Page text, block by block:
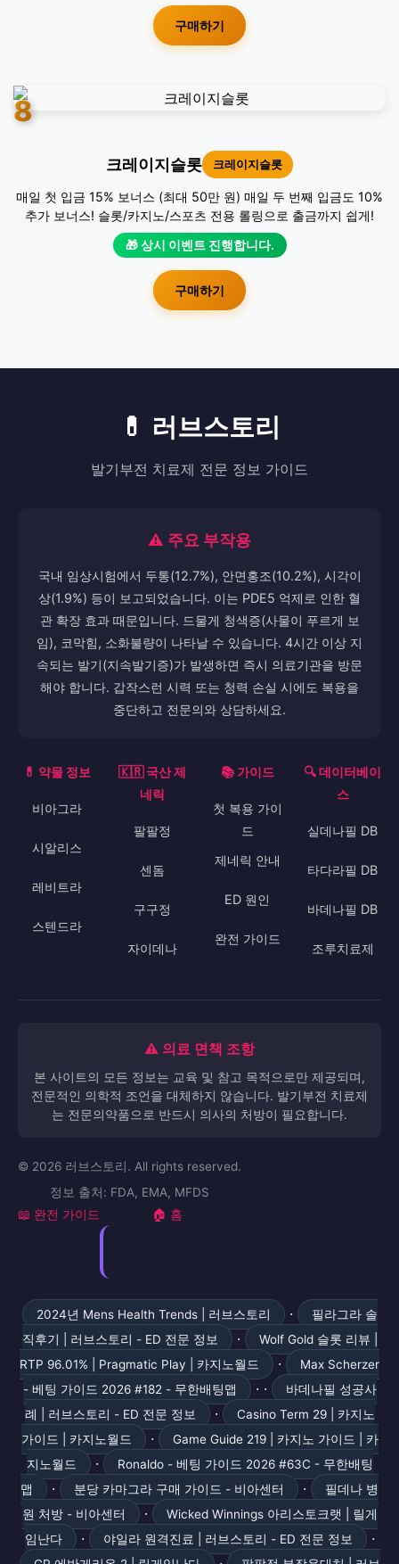
구매하기
8
크레이지슬롯 크레이지슬롯
매일 첫 입금 15% 보너스 (최대 50만 원) 매일 두 번째 입금도 10%
추가 보너스! 슬롯/카지노/스포츠 전용 롤링으로 출금까지 쉽게!
🎁 상시 이벤트 진행합니다.
구매하기
💊 러브스토리
발기부전 치료제 전문 정보 가이드
⚠️ 주요 부작용
국내 임상시험에서 두통(12.7%), 안면홍조(10.2%), 시각이
상(1.9%) 등이 보고되었습니다. 이는 PDE5 억제로 인한 혈
관 확장 효과 때문입니다. 드물게 청색증(사물이 푸르게 보
임), 코막힘, 소화불량이 나타날 수 있습니다. 4시간 이상 지
속되는 발기(지속발기증)가 발생하면 즉시 의료기관을 방문
해야 합니다. 갑작스런 시력 또는 청력 손실 시에도 복용을
중단하고 전문의와 상담하세요.
💊 약물 정보
비아그라
시알리스
레비트라
스텐드라
🇰🇷 국산 제
네릭
팔팔정
센돔
구구정
자이데나
📚 가이드
첫 복용 가이
드
제네릭 안내
ED 원인
완전 가이드
🔍 데이터베이
스
실데나필 DB
타다라필 DB
바데나필 DB
조루치료제
⚠️ 의료 면책 조항
본 사이트의 모든 정보는 교육 및 참고 목적으로만 제공되며,
전문적인 의학적 조언을 대체하지 않습니다. 발기부전 치료제
는 전문의약품으로 반드시 의사의 처방이 필요합니다.
© 2026 러브스토리. All rights reserved.
정보 출처: FDA, EMA, MFDS
📖 완전 가이드 🏠 홈
2024년 Mens Health Trends | 러브스토리 ·
필라그라 솔
직후기 | 러브스토리 - ED 전문 정보
·
Wolf Gold 슬롯 리뷰 |
RTP 96.01% | Pragmatic Play | 카지노월드
·
Max Scherzer
- 베팅 가이드 2026 #182 - 무한배팅맵
· ·
바데나필 성공사
례 | 러브스토리 - ED 전문 정보
·
Casino Term 29 | 카지노
가이드 | 카지노월드
·
Game Guide 219 | 카지노 가이드 | 카
지노월드
·
Ronaldo - 베팅 가이드 2026 #63C - 무한배팅
맵
· 분당 카마그라 구매 가이드 - 비아센터 ·
필데나 병
원 처방 - 비아센터
·
Wicked Winnings 아리스토크랫 | 릴게
임난다
· 야일라 원격진료 | 러브스토리 - ED 전문 정보 ·